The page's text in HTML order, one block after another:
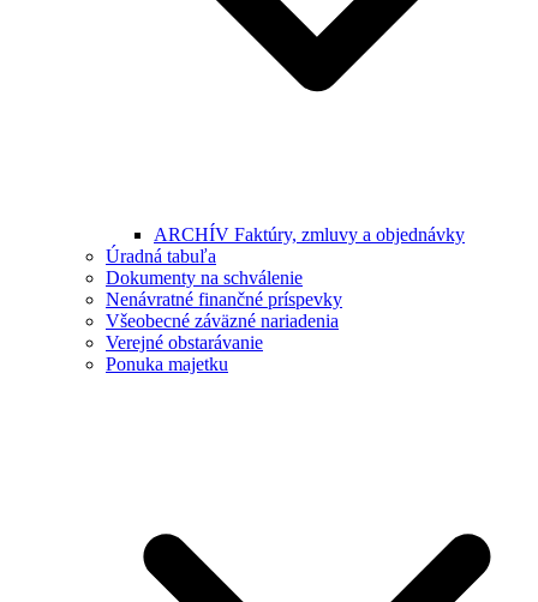
ARCHÍV Faktúry, zmluvy a objednávky
Úradná tabuľa
Dokumenty na schválenie
Nenávratné finančné príspevky
Všeobecné záväzné nariadenia
Verejné obstarávanie
Ponuka majetku